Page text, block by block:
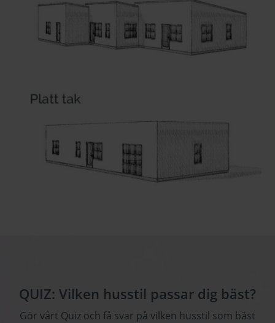
QUIZ: Vilken husstil passar dig bäst?
Gör vårt Quiz och få svar på vilken husstil som bäst